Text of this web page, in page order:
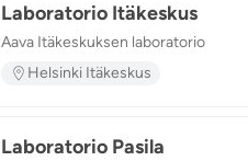
Laboratorio Itäkeskus
Aava Itäkeskuksen laboratorio
Helsinki Itäkeskus
Laboratorio Pasila